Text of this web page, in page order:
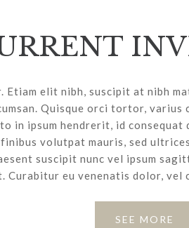
Etiam elit nibh, suscipit at nibh
Quisque orci tortor, varius
in ipsum hendrerit, id
volutpat mauris, sed
suscipit nunc vel ipsum
Curabitur eu venenatis dolor, vel
SEE MORE